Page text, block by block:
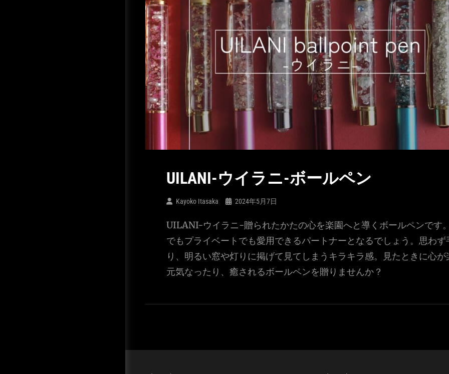
UILANI-ウイラニ-ボールペン
Kayoko Itasaka 2024年5月7日
UILANI-ウイラニ-贈られたかたの心を楽園へと導くボールペンです
でもプライベートでも愛用できるパートナーとなるでしょう。思わず
り、明るい窓や灯りに掲げて見てしまうキラキラ感。見たときに心が
元気なったり、癒されるボールペンを贈りませんか？